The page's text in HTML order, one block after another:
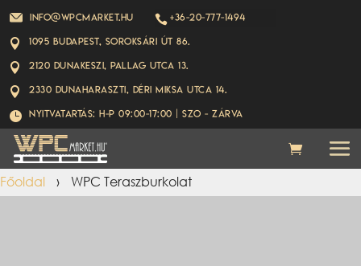
info@wpcmarket.hu  +36-20-777-1494
 1095 Budapest, Soroksári út 86.
 2120 Dunakeszi, Pallag utca 13.
 2330 Dunaharaszti, Déri Miksa utca 14.
 Nyitvatartás: H-P 09:00-17:00 | Szo - ZÁRVA
Főoldal › WPC Teraszburkolat